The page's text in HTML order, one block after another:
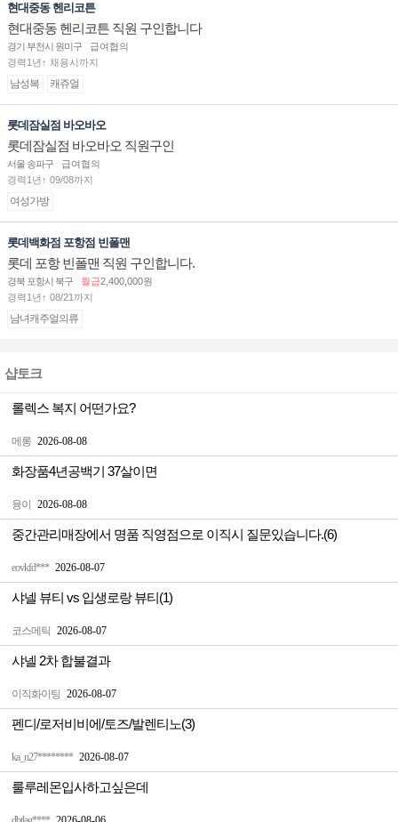
현대중동 헨리코튼
현대중동 헨리코튼 직원 구인합니다
경기 부천시 원미구
급여협의
경력1년↑ 채용시까지
남성복 캐쥬얼
롯데잠실점 바오바오
롯데잠실점 바오바오 직원구인
서울 송파구
급여협의
경력1년↑ 09/08까지
여성가방
롯데백화점 포항점 빈폴맨
롯데 포항 빈폴맨 직원 구인합니다.
경북 포항시 북구 월급2,400,000원
경력1년↑ 08/21까지
남녀캐주얼의류
샵토크
메롱 2026-08-08
롤렉스 복지 어떤가요?
융이 2026-08-08
화장품4년공백기 37살이면
eovkfd*** 2026-08-07
중간관리매장에서 명품 직영점으로 이직시 질문있습니다.(6)
코스메틱 2026-08-07
샤넬 뷰티 vs 입생로랑 뷰티(1)
이직화이팅 2026-08-07
샤넬 2차 합불결과
ka_n27******** 2026-08-07
펜디/로저비비에/토즈/발렌티노(3)
룰루레몬입사하고싶은데